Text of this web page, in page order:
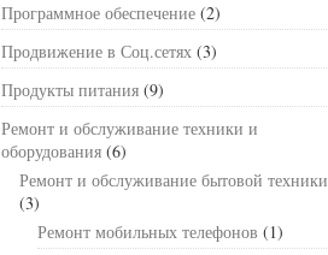
Программное обеспечение (2)
Продвижение в Соц.сетях (3)
Продукты питания (9)
Ремонт и обслуживание техники и
оборудования (6)
Ремонт и обслуживание бытовой техники
(3)
Ремонт мобильных телефонов (1)